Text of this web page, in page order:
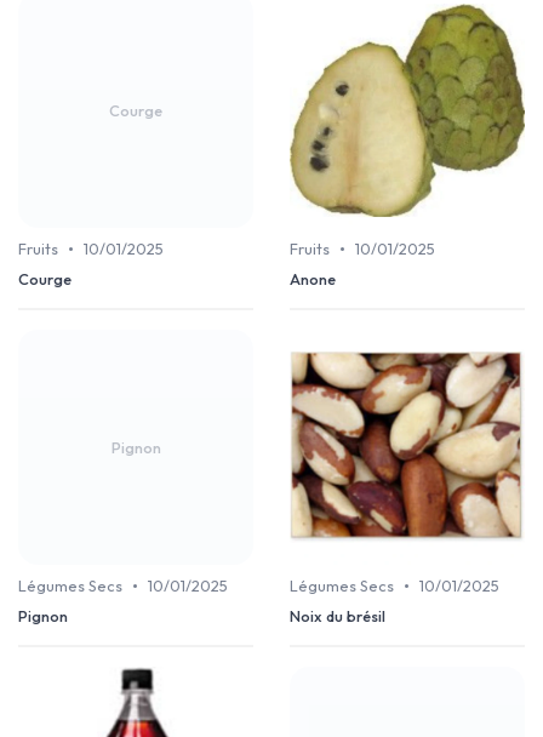
Courge
Fruits • 10/01/2025
Courge
Fruits • 10/01/2025
Anone
Pignon
Légumes Secs • 10/01/2025
Pignon
Légumes Secs • 10/01/2025
Noix du brésil